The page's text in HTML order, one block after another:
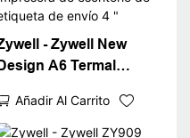
- Zywell New
Design A6 Termal
Logistics Express Fast
Impresora de
Añadir Al Carrito